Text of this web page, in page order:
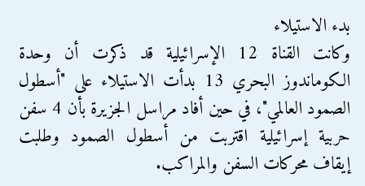
بدء الاستيلاء
وكانت القناة 12 الإسرائيلية قد ذكرت أن وحدة
الكوماندوز البحري 13 بدأت الاستيلاء على "أسطول
الصمود العالمي"، في حين أفاد مراسل الجزيرة بأن 4 سفن
حربية إسرائيلية اقتربت من أسطول الصمود وطلبت
إيقاف محركات السفن والمراكب.